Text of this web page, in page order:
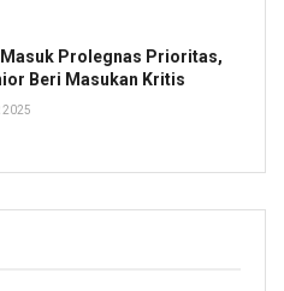
Masuk Prolegnas Prioritas,
Beri Masukan Kritis
2025